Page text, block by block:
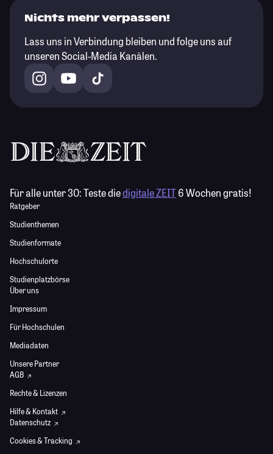
Nichts mehr verpassen!
Lass uns in Verbindung bleiben und folge uns auf
unseren Social-Media Kanälen.
Für alle unter 30:Teste diedigitale ZEIT6 Wochen gratis!
Ratgeber
Studienthemen
Studienformate
Hochschulorte
Studienplatzbörse
Über uns
Impressum
Für Hochschulen
Mediadaten
Unsere Partner
AGB
Rechte & Lizenzen
Hilfe & Kontakt
Datenschutz
Cookies & Tracking